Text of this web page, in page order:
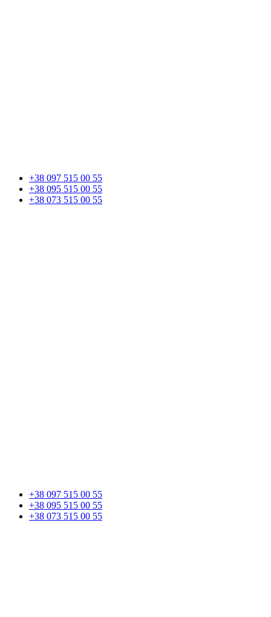
+38 097 515 00 55
+38 095 515 00 55
+38 073 515 00 55
+38 097 515 00 55
+38 095 515 00 55
+38 073 515 00 55